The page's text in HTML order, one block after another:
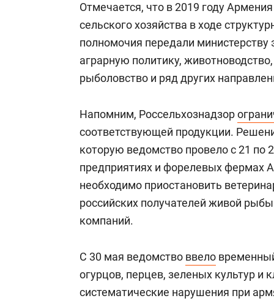
Отмечается, что в 2019 году
сельского хозяйства в ходе
полномочия передали
аграрную политику,
рыболовство и ряд других
Напомним, Россельхознадзор
соответствующей продукции.
которую ведомство провело с 21
предприятиях и форелевых фермах
необходимо приостановить
российских получателей живой
компаний.
С 30 мая ведомство ввело
огурцов, перцев, зеленых культур и
систематические нарушения при